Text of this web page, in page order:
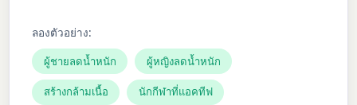
ลองตัวอย่าง:
ผู้ชายลดน้ำหนัก ผู้หญิงลดน้ำหนัก
สร้างกล้ามเนื้อ นักกีฬาที่แอคทีฟ